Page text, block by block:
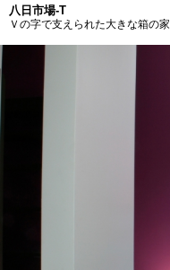
八日市場-T
Ｖの字で支えられた大きな箱の家